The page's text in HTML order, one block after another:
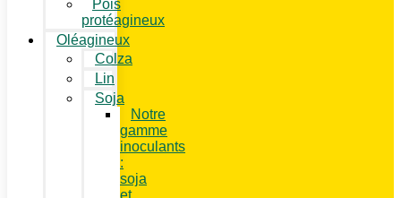
Pois
protéagineux
Oléagineux
Colza
Lin
Soja
Notre
gamme
inoculants
:
soja
et